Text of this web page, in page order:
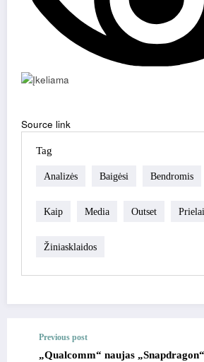
Source link
Tag
Analizės Baigėsi Bendromis
Kaip Media Outset
Žiniasklaidos
Previous post
„Qualcomm“ naujas